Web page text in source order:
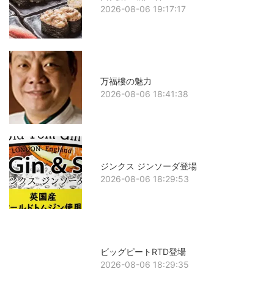
2026-08-06 19:17:17
万福樓の魅力
2026-08-06 18:41:38
ジンクス ジンソーダ登場
2026-08-06 18:29:53
ビッグピートRTD登場
2026-08-06 18:29:35